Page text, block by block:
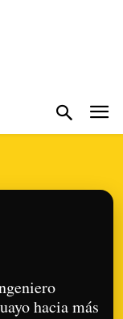
hacia más